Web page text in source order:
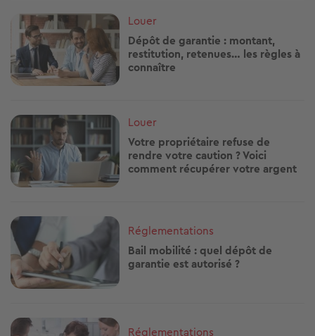
Image
Louer
Dépôt de garantie : montant,
restitution, retenues… les règles à
connaître
Image
Louer
Votre propriétaire refuse de
rendre votre caution ? Voici
comment récupérer votre argent
Image
Réglementations
Bail mobilité : quel dépôt de
garantie est autorisé ?
Image
Réglementations